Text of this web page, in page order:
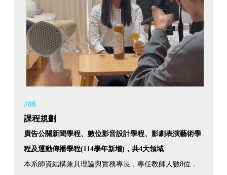
#06
課程規劃
廣告公關新聞學程、數位影音設計學程、影劇表演藝術學
程及運動傳播學程(114學年新增)，共4大領域
本系師資結構兼具理論與實務專長，專任教師人數8位．